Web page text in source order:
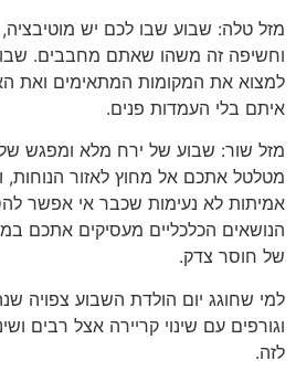
מזל טלה: שבוע שבו לכם יש
וחשיפה זה משהו שאתם מחבבים.
למצוא את המקומות המתאימים ואת
איתם בלי העמדות פנים.
מזל שור: שבוע של ירח מלא ומפגש
מטלטל אתכם אל מחוץ לאזור הנוחות,
אמיתות לא נעימות שכבר אי אפשר
הנושאים הכלכליים מעסיקים אתכם
של חוסר צדק.
למי שחוגג יום הולדת השבוע צפויה
וגורפים עם שינוי קריירה אצל רבים
לזה.